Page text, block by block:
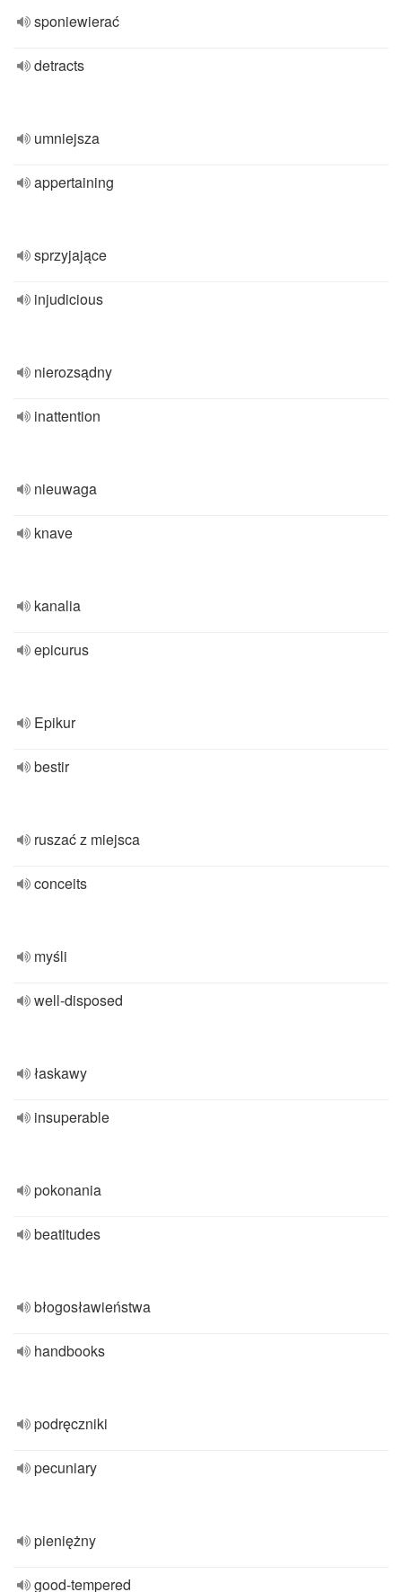
sponiewierać
detracts
umniejsza
appertaining
sprzyjające
injudicious
nierozsądny
inattention
nieuwaga
knave
kanalia
epicurus
Epikur
bestir
ruszać z miejsca
conceits
myśli
well-disposed
łaskawy
insuperable
pokonania
beatitudes
błogosławieństwa
handbooks
podręczniki
pecuniary
pieniężny
good-tempered